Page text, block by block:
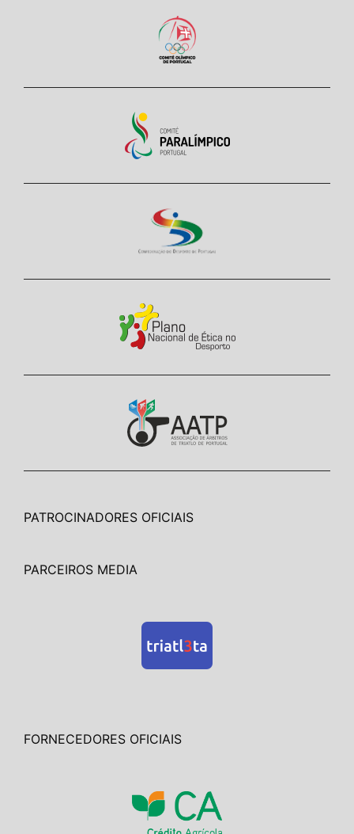
PATROCINADORES OFICIAIS
PARCEIROS MEDIA
FORNECEDORES OFICIAIS